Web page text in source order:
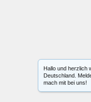
Hallo und herzlich
Deutschland.
mach mit bei uns!